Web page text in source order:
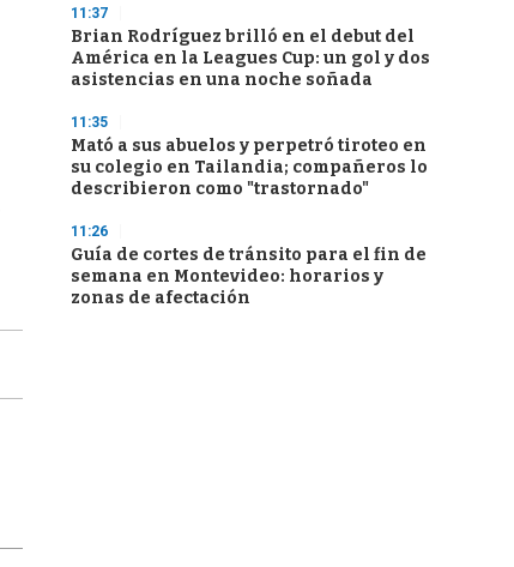
11:37
Brian Rodríguez brilló en el debut del
América en la Leagues Cup: un gol y dos
asistencias en una noche soñada
11:35
Mató a sus abuelos y perpetró tiroteo en
su colegio en Tailandia; compañeros lo
describieron como "trastornado"
11:26
Guía de cortes de tránsito para el fin de
semana en Montevideo: horarios y
zonas de afectación